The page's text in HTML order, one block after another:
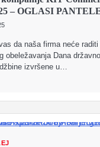
– OGLASI
da naša firma neće raditi
obeležavanja Dana
izvršene u…